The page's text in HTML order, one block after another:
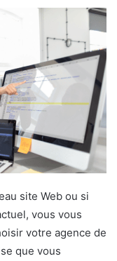
site Web ou si
vous vous
votre agence de
que vous